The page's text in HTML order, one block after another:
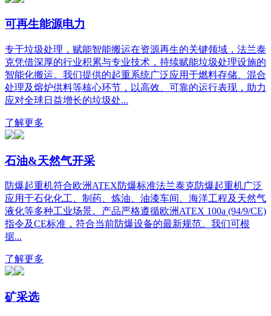
可再生能源电力
专于垃圾处理，赋能智能搬运在资源再生的关键领域，法兰泰
克凭借深厚的行业积累与专业技术，持续赋能垃圾处理设施的
智能化搬运。我们提供的起重系统广泛应用于燃料存储、混合
处理及熔炉供料等核心环节，以高效、可靠的运行表现，助力
应对全球日益增长的垃圾处...
了解更多
石油&天然气开采
防爆起重机符合欧洲ATEX防爆标准法兰泰克防爆起重机广泛
应用于石化化工、制药、炼油、油漆车间、海洋工程及天然气
液化等多种工业场景。产品严格遵循欧洲ATEX 100a (94/9/CE)
指令及CE标准，符合当前防爆设备的最新规范。我们可根
据...
了解更多
矿采选